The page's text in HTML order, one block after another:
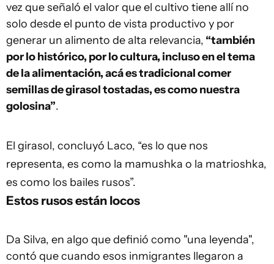
vez que señaló el valor que el cultivo tiene allí no
solo desde el punto de vista productivo y por
generar un alimento de alta relevancia, “también
por lo histórico, por lo cultura, incluso en el tema
de la alimentación, acá es tradicional comer
semillas de girasol tostadas, es como nuestra
golosina”.
El girasol, concluyó Laco, “es lo que nos
representa, es como la mamushka o la matrioshka,
es como los bailes rusos”.
Estos rusos están locos
Da Silva, en algo que definió como "una leyenda",
contó que cuando esos inmigrantes llegaron a